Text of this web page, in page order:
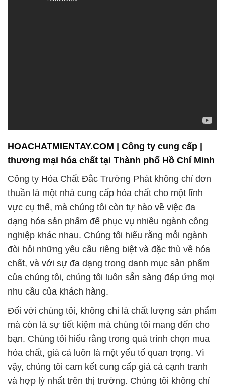
HOACHATMIENTAY.COM | Công ty cung cấp |
thương mại hóa chất tại Thành phố Hồ Chí Minh
Công ty Hóa Chất Đắc Trường Phát không chỉ đơn
thuần là một nhà cung cấp hóa chất cho một lĩnh
vực cụ thể, mà chúng tôi còn tự hào về việc đa
dạng hóa sản phẩm để phục vụ nhiều ngành công
nghiệp khác nhau. Chúng tôi hiểu rằng mỗi ngành
đòi hỏi những yêu cầu riêng biệt và đặc thù về hóa
chất, và với sự đa dạng trong danh mục sản phẩm
của chúng tôi, chúng tôi luôn sẵn sàng đáp ứng mọi
nhu cầu của khách hàng.
Đối với chúng tôi, không chỉ là chất lượng sản phẩm
mà còn là sự tiết kiệm mà chúng tôi mang đến cho
bạn. Chúng tôi hiểu rằng trong quá trình chọn mua
hóa chất, giá cả luôn là một yếu tố quan trọng. Vì
vậy, chúng tôi cam kết cung cấp giá cả cạnh tranh
và hợp lý nhất trên thị trường. Chúng tôi không chỉ